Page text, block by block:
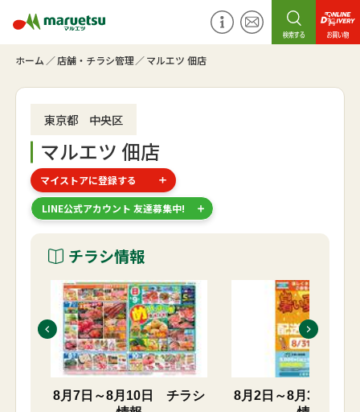
ホーム 店舗・チラシ管理 マルエツ 佃店
東京都 中央区
マルエツ 佃店
マイストアに登録する
LINE公式アカウント 友達募集中!
チラシ情報
8月7日～8月10日 チラシ
8月2日～8月31日